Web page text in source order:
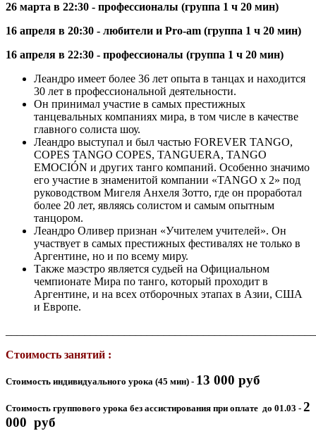
26 марта в 22:30 - профессионалы (группа 1 ч 20 мин)
16 апреля в 20:30 - любители и Pro-am (группа 1 ч 20 мин)
16 апреля в 22:30 - профессионалы (группа 1 ч 20 мин)
Леандро имеет более 36 лет опыта в танцах и находится
30 лет в профессиональной деятельности.
Он принимал участие в самых престижных
танцевальных компаниях мира, в том числе в качестве
главного солиста шоу.
Леандро выступал и был частью FOREVER TANGO,
COPES TANGO COPES, TANGUERA, TANGO
EMOCIÓN и других танго компаний. Особенно значимо
его участие в знаменитой компании «TANGO x 2» под
руководством Мигеля Анхеля Зотто, где он проработал
более 20 лет, являясь солистом и самым опытным
танцором.
Леандро Оливер признан «Учителем учителей». Он
участвует в самых престижных фестивалях не только в
Аргентине, но и по всему миру.
Также маэстро является судьей на Официальном
чемпионате Мира по танго, который проходит в
Аргентине, и на всех отборочных этапах в Азии, США
и Европе.
Стоимость занятий :
Стоимость индивидуального урока (45 мин) - 13 000 руб
Стоимость группового урока без ассистирования при оплате до 01.03 - 2
000 руб